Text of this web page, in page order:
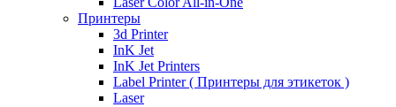
Принтеры
3d Printer
InK Jet
InK Jet Printers
Label Printer ( Принтеры для этикеток )
Laser